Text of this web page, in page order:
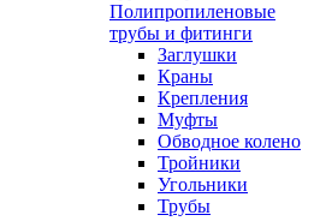
Полипропиленовые
трубы и фитинги
Заглушки
Краны
Крепления
Муфты
Обводное колено
Тройники
Угольники
Трубы